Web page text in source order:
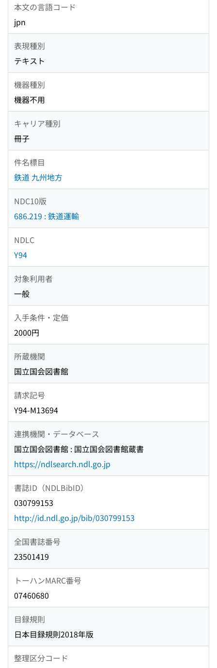
本文の言語コード
jpn
表現種別
テキスト
機器種別
機器不用
キャリア種別
冊子
件名標目
鉄道 九州地方
NDC10版
686.219 : 鉄道運輸
NDLC
Y94
対象利用者
一般
入手条件・定価
2000円
所蔵機関
国立国会図書館
請求記号
Y94-M13694
連携機関・データベース
国立国会図書館 : 国立国会図書館蔵書
https://ndlsearch.ndl.go.jp
書誌ID（NDLBibID）
030799153
http://id.ndl.go.jp/bib/030799153
全国書誌番号
23501419
トーハンMARC番号
07460680
目録規則
日本目録規則2018年版
整理区分コード